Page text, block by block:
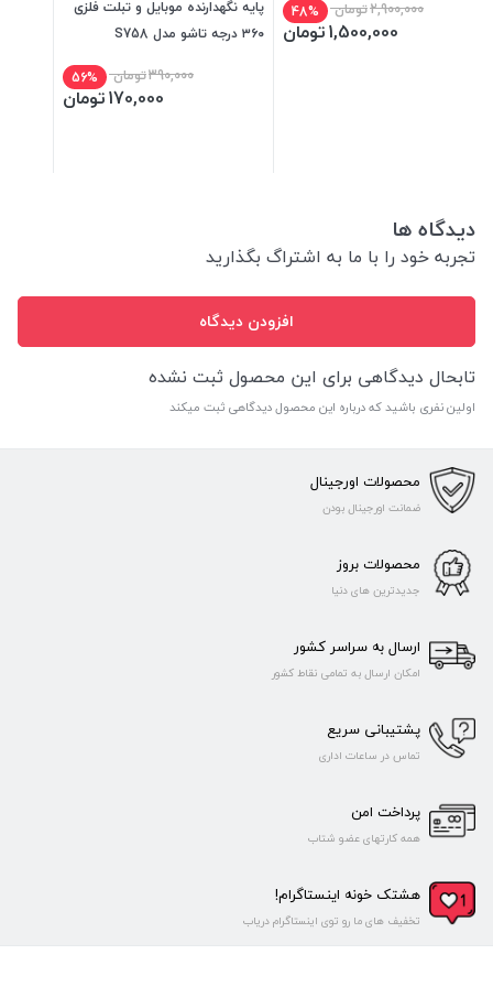
2,900,000تومان 48%
1,500,000تومان
پایه نگهدارنده موبایل و تبلت فلزی
۳۶۰ درجه تاشو مدل S758
390,000تومان 56%
170,000تومان
دیدگاه ها
تجربه خود را با ما به اشتراگ بگذارید
افزودن دیدگاه
تابحال دیدگاهی برای این محصول ثبت نشده
اولین نفری باشید که درباره این محصول دیدگاهی ثبت میکند
محصولات اورجینال
ضمانت اورجینال بودن
محصولات بروز
جدیدترین های دنیا
ارسال به سراسر کشور
امکان ارسال به تمامی نقاط کشور
پشتیبانی سریع
تماس در ساعات اداری
پرداخت امن
همه کارتهای عضو شتاب
هشتک خونه اینستاگرام!
تخفیف های ما رو توی اینستاگرام دریاب